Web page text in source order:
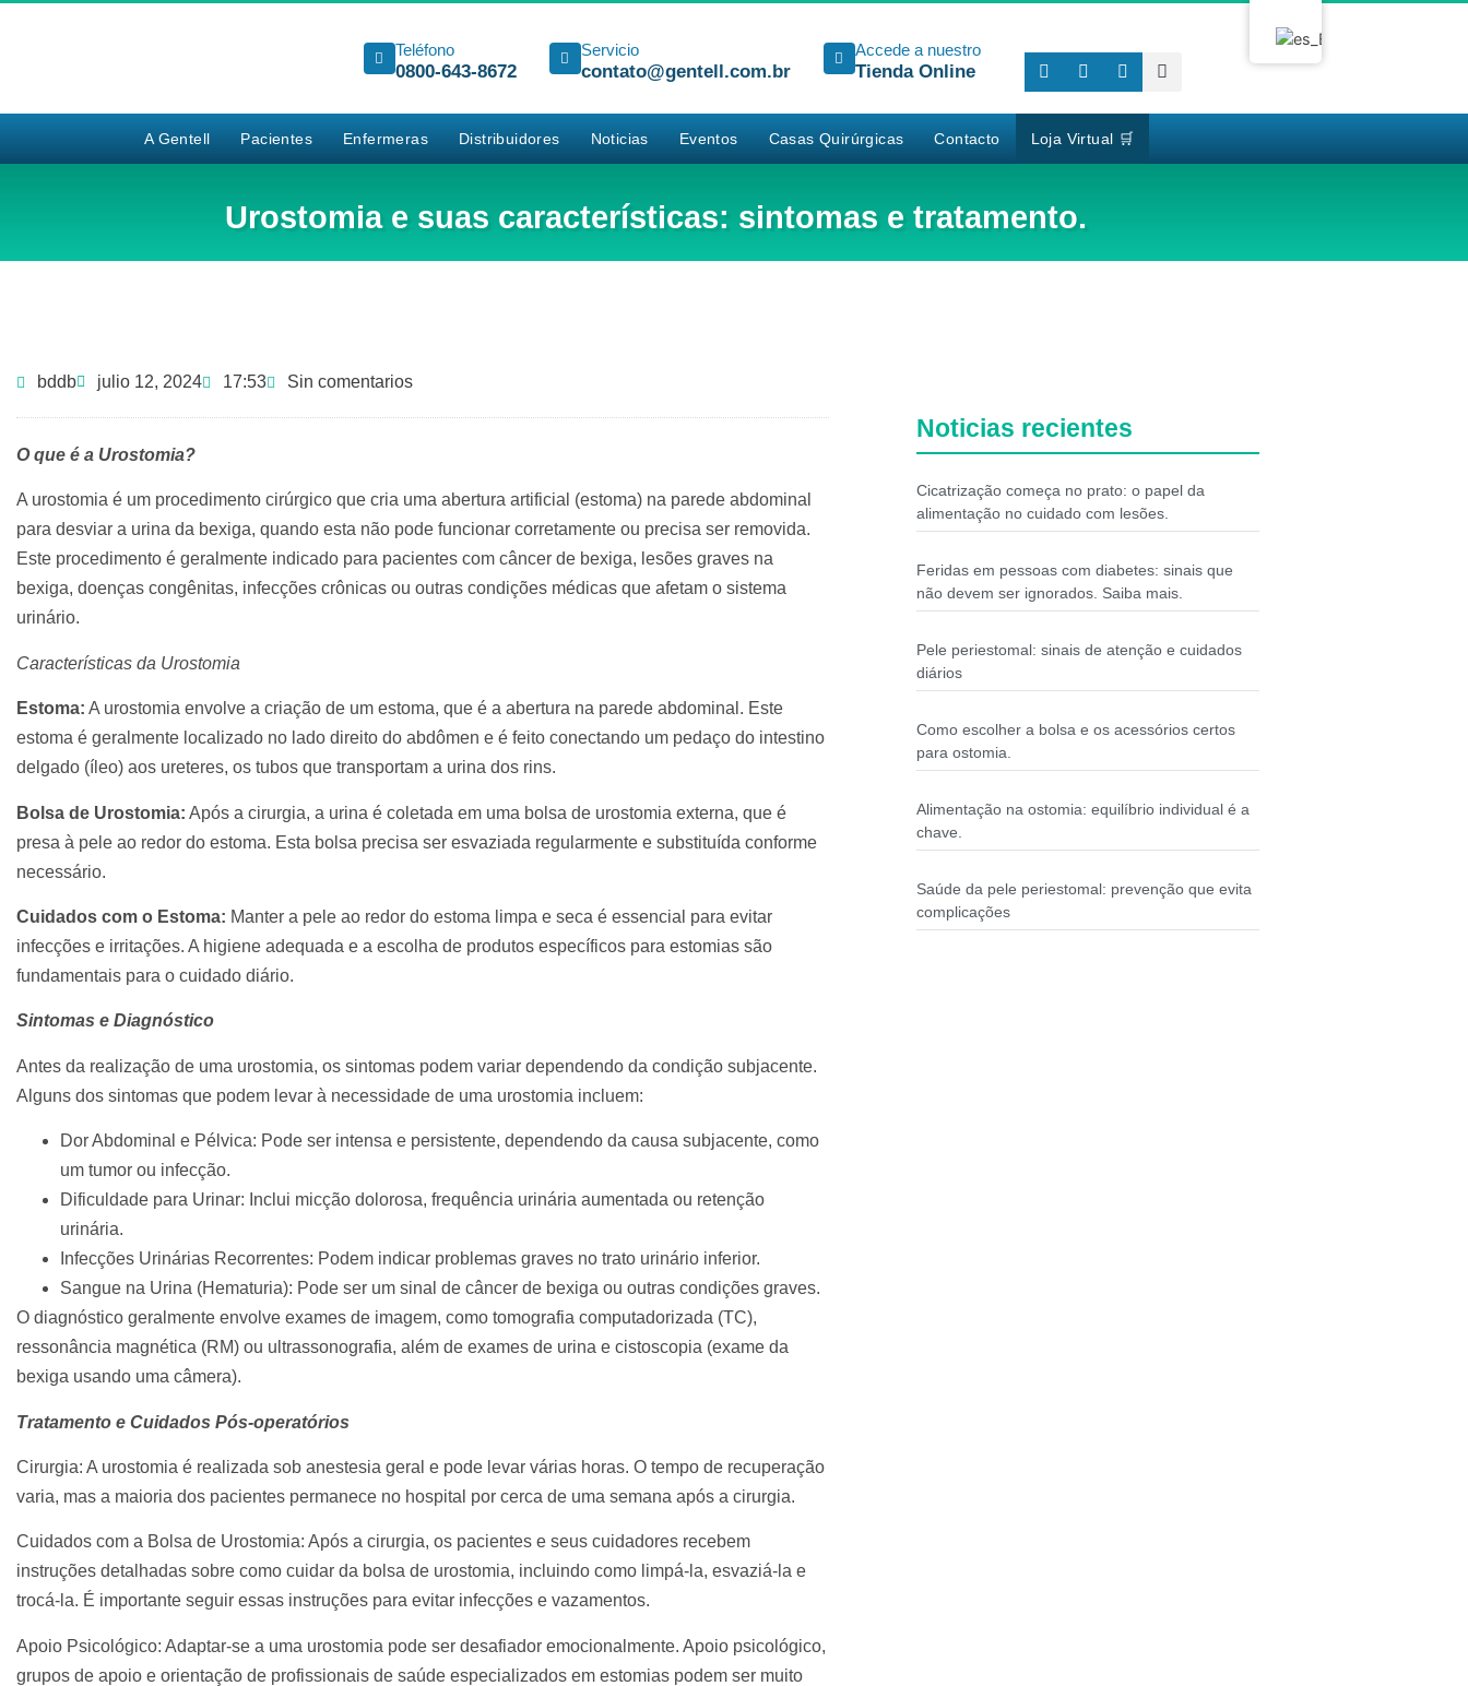
Teléfono
0800-643-8672
Servicio
contato@gentell.com.br
Accede a nuestro
Tienda Online
A Gentell Pacientes Enfermeras Distribuidores Noticias Eventos Casas Quirúrgicas Contacto Loja Virtual 🛒
Urostomia e suas características: sintomas e tratamento.
bddb julio 12, 2024 17:53 Sin comentarios
O que é a Urostomia?
A urostomia é um procedimento cirúrgico que cria uma abertura artificial (estoma) na parede abdominal
para desviar a urina da bexiga, quando esta não pode funcionar corretamente ou precisa ser removida.
Este procedimento é geralmente indicado para pacientes com câncer de bexiga, lesões graves na
bexiga, doenças congênitas, infecções crônicas ou outras condições médicas que afetam o sistema
urinário.
Características da Urostomia
Estoma: A urostomia envolve a criação de um estoma, que é a abertura na parede abdominal. Este
estoma é geralmente localizado no lado direito do abdômen e é feito conectando um pedaço do intestino
delgado (íleo) aos ureteres, os tubos que transportam a urina dos rins.
Bolsa de Urostomia: Após a cirurgia, a urina é coletada em uma bolsa de urostomia externa, que é
presa à pele ao redor do estoma. Esta bolsa precisa ser esvaziada regularmente e substituída conforme
necessário.
Cuidados com o Estoma: Manter a pele ao redor do estoma limpa e seca é essencial para evitar
infecções e irritações. A higiene adequada e a escolha de produtos específicos para estomias são
fundamentais para o cuidado diário.
Sintomas e Diagnóstico
Antes da realização de uma urostomia, os sintomas podem variar dependendo da condição subjacente.
Alguns dos sintomas que podem levar à necessidade de uma urostomia incluem:
Dor Abdominal e Pélvica: Pode ser intensa e persistente, dependendo da causa subjacente, como
um tumor ou infecção.
Dificuldade para Urinar: Inclui micção dolorosa, frequência urinária aumentada ou retenção
urinária.
Infecções Urinárias Recorrentes: Podem indicar problemas graves no trato urinário inferior.
Sangue na Urina (Hematuria): Pode ser um sinal de câncer de bexiga ou outras condições graves.
O diagnóstico geralmente envolve exames de imagem, como tomografia computadorizada (TC),
ressonância magnética (RM) ou ultrassonografia, além de exames de urina e cistoscopia (exame da
bexiga usando uma câmera).
Tratamento e Cuidados Pós-operatórios
Cirurgia: A urostomia é realizada sob anestesia geral e pode levar várias horas. O tempo de recuperação
varia, mas a maioria dos pacientes permanece no hospital por cerca de uma semana após a cirurgia.
Cuidados com a Bolsa de Urostomia: Após a cirurgia, os pacientes e seus cuidadores recebem
instruções detalhadas sobre como cuidar da bolsa de urostomia, incluindo como limpá-la, esvaziá-la e
trocá-la. É importante seguir essas instruções para evitar infecções e vazamentos.
Apoio Psicológico: Adaptar-se a uma urostomia pode ser desafiador emocionalmente. Apoio psicológico,
grupos de apoio e orientação de profissionais de saúde especializados em estomias podem ser muito
Noticias recientes
Cicatrização começa no prato: o papel da
alimentação no cuidado com lesões.
Feridas em pessoas com diabetes: sinais que
não devem ser ignorados. Saiba mais.
Pele periestomal: sinais de atenção e cuidados
diários
Como escolher a bolsa e os acessórios certos
para ostomia.
Alimentação na ostomia: equilíbrio individual é a
chave.
Saúde da pele periestomal: prevenção que evita
complicações